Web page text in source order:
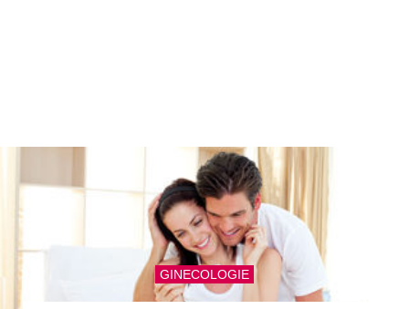
GINECOLOGIE